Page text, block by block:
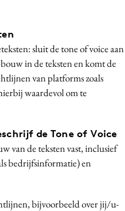
sluit de tone of voice aan
in de teksten en komt de
van platforms zoals
waardevol om te
de Tone of Voice
van de teksten vast, inclusief
bedrijfsinformatie) en
bijvoorbeeld over jij/u-